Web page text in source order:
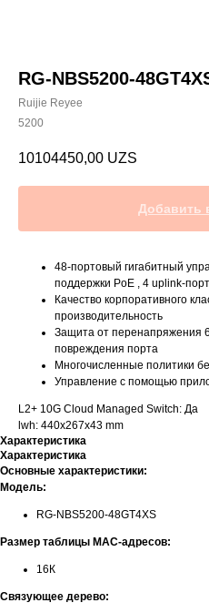
RG-NBS5200-
Ruijie Reyee
5200
10104450,00 UZS
Добавить
48-портовый гигабитный
поддержки PoE , 4 uplink-
Качество корпоративного
производительность
Защита от перенапряжения
повреждения порта
Многочисленные политики
Управление с помощью
L2+ 10G Cloud Managed Switch: Да
lwh: 440x267x43 mm
Характеристика
Характеристика
Основные характеристики:
Модель:
RG-NBS5200-48GT4XS
Размер таблицы MAC-адресов:
16К
Связующее дерево: